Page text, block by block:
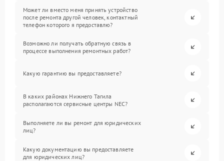
Может ли вместо меня принять устройство
после ремонта другой человек, контактный
телефон которого я предоставлю?
Возможно ли получать обратную связь в
процессе выполнения ремонтных работ?
Какую гарантию вы предоставляете?
В каких районах Нижнего Тагила
располагаются сервисные центры NEC?
Выполняете ли вы ремонт для юридических
лиц?
Какую документацию вы предоставляете
для юридических лиц?